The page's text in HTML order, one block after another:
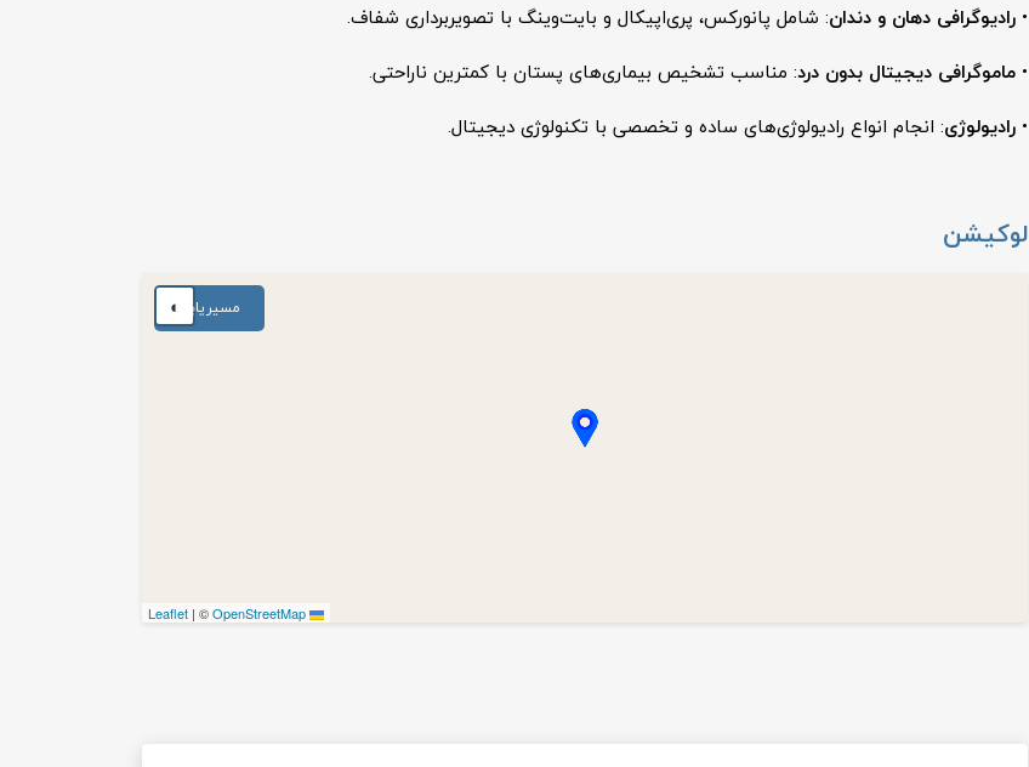
• رادیوگرافی دهان و دندان: شامل پانورکس، پری‌اپیکال و بایت‌وینگ با تصویربرداری شفاف.
• ماموگرافی دیجیتال بدون درد: مناسب تشخیص بیماری‌های پستان با کمترین ناراحتی.
• رادیولوژی: انجام انواع رادیولوژی‌های ساده و تخصصی با تکنولوژی دیجیتال.
لوکیشن
مسیریابی ◐
| ©OpenStreetMap